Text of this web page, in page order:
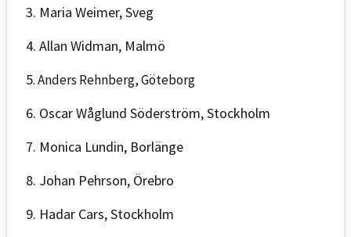
3. Maria Weimer, Sveg
4. Allan Widman, Malmö
5. Anders Rehnberg, Göteborg
6. Oscar Wåglund Söderström, Stockholm
7. Monica Lundin, Borlänge
8. Johan Pehrson, Örebro
9. Hadar Cars, Stockholm